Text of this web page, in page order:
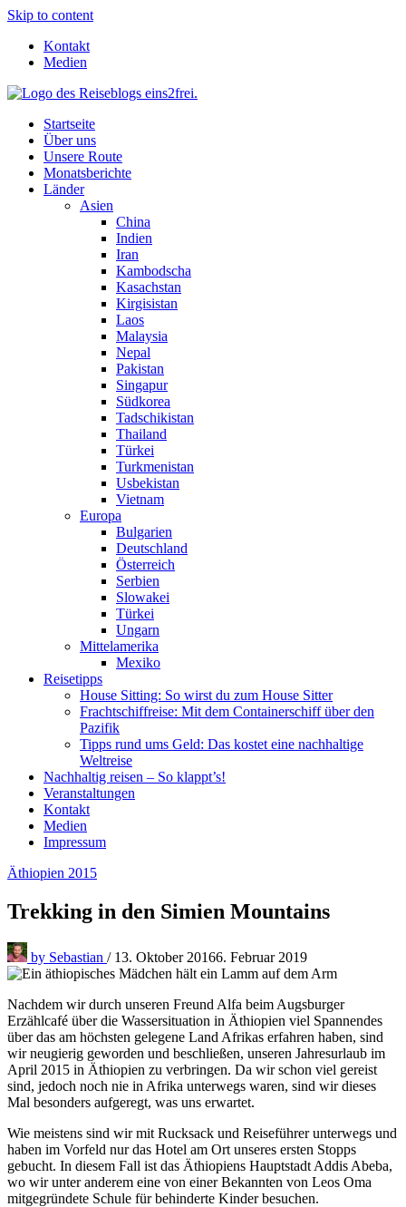
Skip to content
Kontakt
Medien
Startseite
Über uns
Unsere Route
Monatsberichte
Länder
Asien
China
Indien
Iran
Kambodscha
Kasachstan
Kirgisistan
Laos
Malaysia
Nepal
Pakistan
Singapur
Südkorea
Tadschikistan
Thailand
Türkei
Turkmenistan
Usbekistan
Vietnam
Europa
Bulgarien
Deutschland
Österreich
Serbien
Slowakei
Türkei
Ungarn
Mittelamerika
Mexiko
Reisetipps
House Sitting: So wirst du zum House Sitter
Frachtschiffreise: Mit dem Containerschiff über den
Pazifik
Tipps rund ums Geld: Das kostet eine nachhaltige
Weltreise
Nachhaltig reisen – So klappt’s!
Veranstaltungen
Kontakt
Medien
Impressum
Äthiopien 2015
Trekking in den Simien Mountains
by Sebastian / 13. Oktober 20166. Februar 2019
Nachdem wir durch unseren Freund Alfa beim Augsburger
Erzählcafé über die Wassersituation in Äthiopien viel Spannendes
über das am höchsten gelegene Land Afrikas erfahren haben, sind
wir neugierig geworden und beschließen, unseren Jahresurlaub im
April 2015 in Äthiopien zu verbringen. Da wir schon viel gereist
sind, jedoch noch nie in Afrika unterwegs waren, sind wir dieses
Mal besonders aufgeregt, was uns erwartet.
Wie meistens sind wir mit Rucksack und Reiseführer unterwegs und
haben im Vorfeld nur das Hotel am Ort unseres ersten Stopps
gebucht. In diesem Fall ist das Äthiopiens Hauptstadt Addis Abeba,
wo wir unter anderem eine von einer Bekannten von Leos Oma
mitgegründete Schule für behinderte Kinder besuchen.